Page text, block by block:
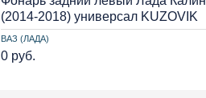
ВАЗ (ЛАДА)
(2014-2018) универсал KUZOVIK
0 руб.